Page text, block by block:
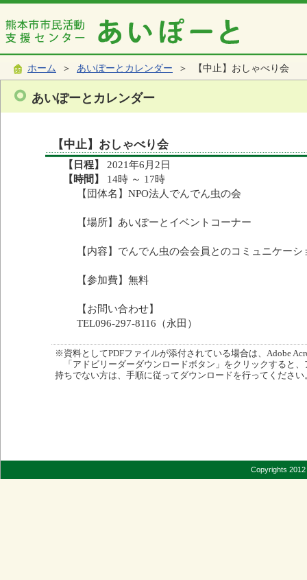
ホーム ＞ あいぽーとカレンダー ＞ 【中止】おしゃべり会
あいぽーとカレンダー
【中止】おしゃべり会
【日程】
2021年6月2日
【時間】
14時 ～ 17時
【団体名】NPO法人でんでん虫の会
【場所】あいぽーとイベントコーナー
【内容】でんでん虫の会会員とのコミュニケー
【参加費】無料
【お問い合わせ】
TEL096-297-8116（永田）
※資料としてPDFファイルが添付されている場合は、Adobe
「アドビリーダーダウンロードボタン」をクリックすると
持ちでない方は、手順に従ってダウンロードを行ってください
Copyrights